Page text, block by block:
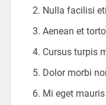
Nulla facilisi
Aenean et
Cursus turpis
Dolor morbi
Mi eget